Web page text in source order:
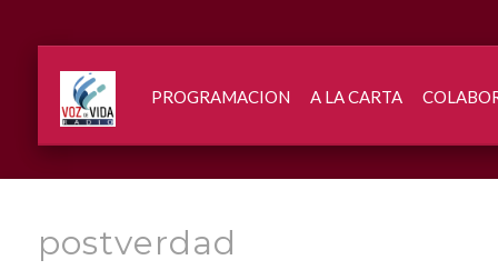
PROGRAMACION A LA CARTA
postverdad